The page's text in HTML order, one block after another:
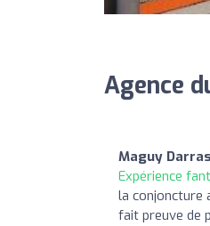
Agence
Maguy Darras
Expérience
la conjoncture
fait preuve de